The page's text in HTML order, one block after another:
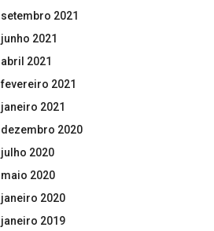
setembro 2021
junho 2021
abril 2021
fevereiro 2021
janeiro 2021
dezembro 2020
julho 2020
maio 2020
janeiro 2020
janeiro 2019